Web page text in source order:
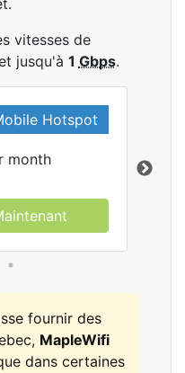
vitesses de
jusqu'à 1 Gbps.
Hotspot
month
fournir des
MapleWifi
dans certaines